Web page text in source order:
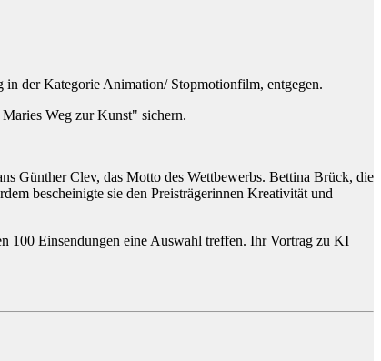
der Kategorie Animation/ Stopmotionfilm, entgegen.
Weg zur Kunst" sichern.
Günther Clev, das Motto des Wettbewerbs. Bettina Brück, die
bescheinigte sie den Preisträgerinnen Kreativität und
100 Einsendungen eine Auswahl treffen. Ihr Vortrag zu KI